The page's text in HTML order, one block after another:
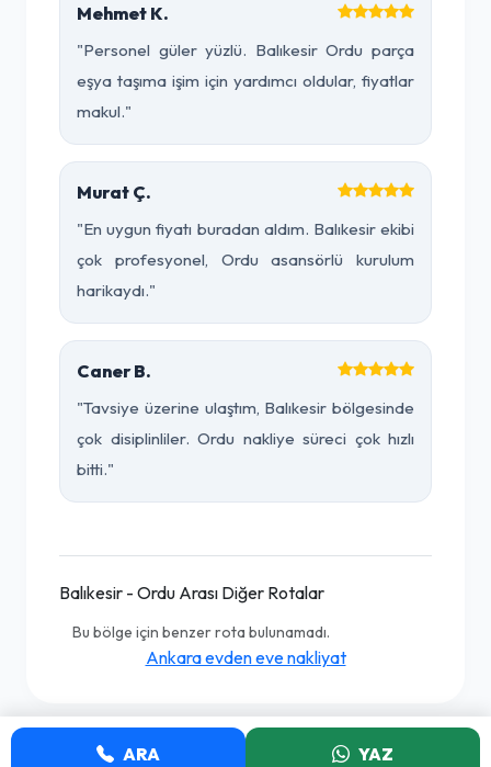
Mehmet K.
"Personel güler yüzlü. Balıkesir Ordu parça
eşya taşıma işim için yardımcı oldular, fiyatlar
makul."
Murat Ç.
"En uygun fiyatı buradan aldım. Balıkesir ekibi
çok profesyonel, Ordu asansörlü kurulum
harikaydı."
Caner B.
"Tavsiye üzerine ulaştım, Balıkesir bölgesinde
çok disiplinliler. Ordu nakliye süreci çok hızlı
bitti."
Balıkesir - Ordu Arası Diğer Rotalar
Bu bölge için benzer rota bulunamadı.
Ankara evden eve nakliyat
ARA YAZ